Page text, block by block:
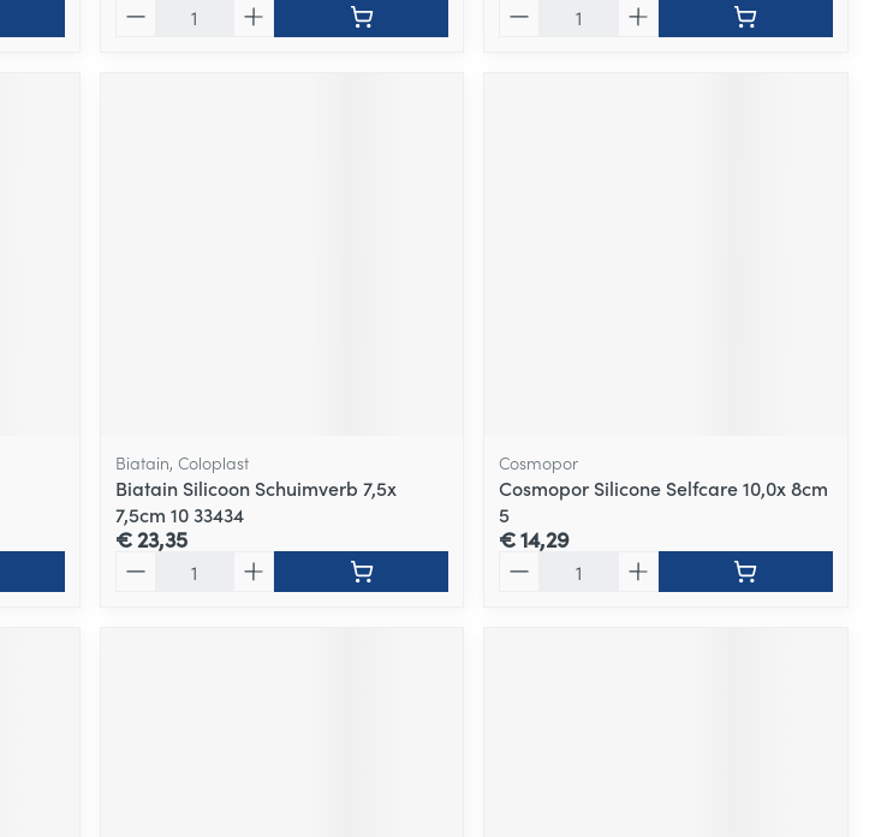
Biatain, Coloplast
Biatain Silicoon Schuimverb 7,5x
7,5cm 10 33434
€ 23,35
Cosmopor
Cosmopor Silicone Selfcare 10,0x 8cm
5
€ 14,29